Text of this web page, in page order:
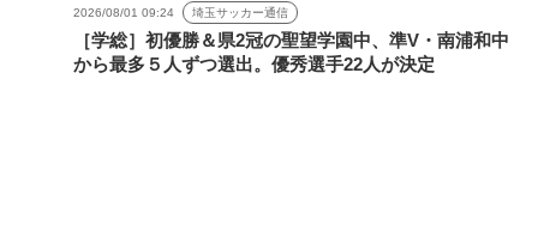
2026/08/01 09:24 埼玉サッカー通信
［学総］初優勝＆県2冠の聖望学園中、準V・南浦和中
から最多５人ずつ選出。優秀選手22人が決定